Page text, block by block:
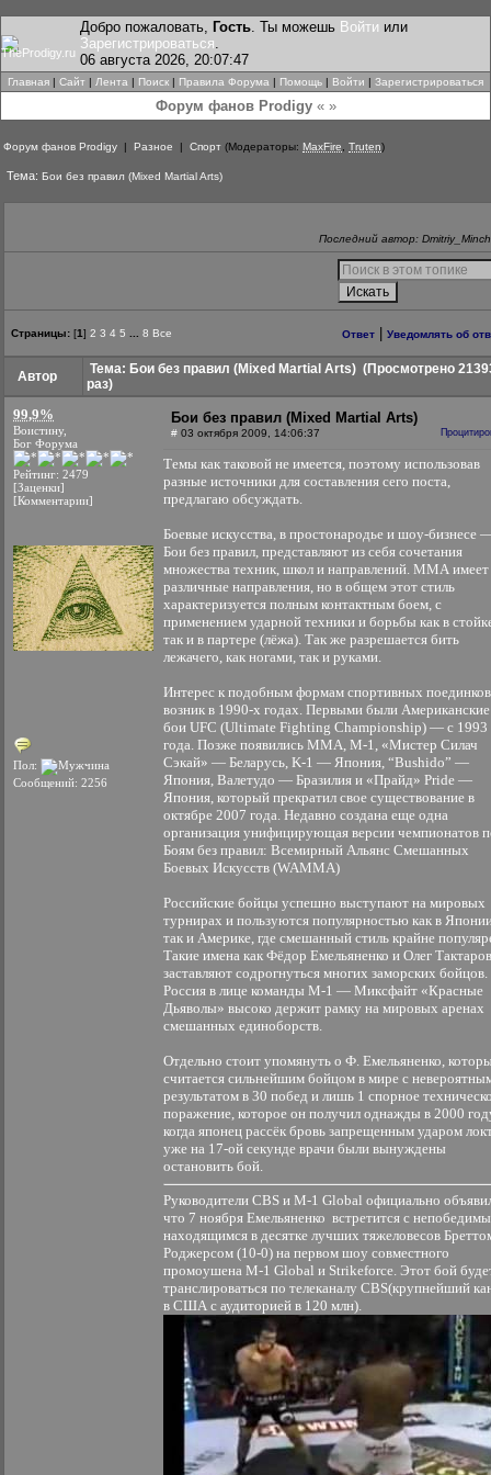
Добро пожаловать, Гость. Ты можешь Войти или
Зарегистрироваться.
06 августа 2026, 20:07:47
Главная | Сайт | Лента | Поиск | Правила Форума | Помощь | Войти | Зарегистрироваться
Форум фанов Prodigy« »
Форум фанов Prodigy | Разное | Спорт (Модераторы: MaxFire Truten)
Тема: Бои без правил (Mixed Martial Arts)
Последний автор:
Страницы: [1] 2 3 4 5 8 Все Ответ Уведомлять об
Автор Тема: Бои без правил (Mixed Martial Arts) (Просмотрено
раз)
99,9%
Воистину,
Бог Форума
Рейтинг: 2479
[Заценки]
[Комментарии]
Пол:
Сообщений: 2256
Бои без правил (Mixed Martial Arts)
# 03 октября 2009, 14:06:37
Темы как таковой не имеется, поэтому использовав
разные источники для составления сего поста,
предлагаю обсуждать.
Боевые искусства, в простонародье и шоу-бизнесе
Бои без правил, представляют из себя сочетания
множества техник, школ и направлений. ММА имеет
различные направления, но в общем этот стиль
характеризуется полным контактным боем, с
применением ударной техники и борьбы как в
так и в партере (лёжа). Так же разрешается бить
лежачего, как ногами, так и руками.
Интерес к подобным формам спортивных поединков
возник в 1990-х годах. Первыми были Американские
бои UFC (Ultimate Fighting Championship) — c 1993
года. Позже появились MMA, М-1, «Мистер Силач
Сэкай» — Беларусь, K-1 — Япония, “Bushido” —
Япония, Валетудо — Бразилия и «Прайд» Pride —
Япония, который прекратил свое существование в
октябре 2007 года. Недавно создана еще одна
организация унифицирующая версии чемпионатов
Боям без правил: Всемирный Альянс Смешанных
Боевых Искусств (WAMMA)
Российские бойцы успешно выступают на мировых
турнирах и пользуются популярностью как в
так и Америке, где смешанный стиль крайне
Такие имена как Фёдор Емельяненко и Олег Тактаров
заставляют содрогнуться многих заморских бойцов.
Россия в лице команды М-1 — Миксфайт «Красные
Дьяволы» высоко держит рамку на мировых аренах
смешанных единоборств.
Отдельно стоит упомянуть о Ф. Емельяненко,
считается сильнейшим бойцом в мире с
результатом в 30 побед и лишь 1 спорное
поражение, которое он получил однажды в 2000
когда японец рассёк бровь запрещенным ударом
уже на 17-ой секунде врачи были вынуждены
остановить бой.
Руководители CBS и М-1 Global официально
что 7 ноября Емельяненко встретится с
находящимся в десятке лучших тяжеловесов
Роджерсом (10-0) на первом шоу совместного
промоушена М-1 Global и Strikeforce. Этот бой
транслироваться по телеканалу CBS(крупнейший
в США с аудиторией в 120 млн).